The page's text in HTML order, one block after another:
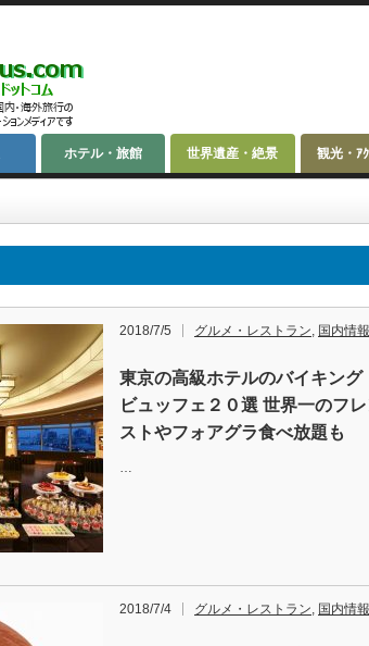
ホテル・旅館 世界遺産・絶景 観光・ｱ
2018/7/5 グルメ・レストラン, 国内情報
東京の高級ホテルのバイキング
ビュッフェ２０選 世界一のフ
ストやフォアグラ食べ放題も
…
2018/7/4 グルメ・レストラン, 国内情報